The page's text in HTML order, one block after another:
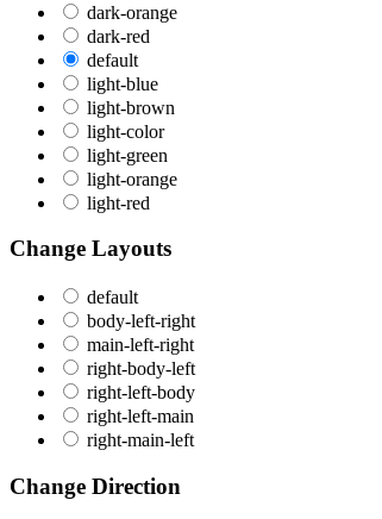
dark-orange
dark-red
default
light-blue
light-brown
light-color
light-green
light-orange
light-red
Change Layouts
default
body-left-right
main-left-right
right-body-left
right-left-body
right-left-main
right-main-left
Change Direction